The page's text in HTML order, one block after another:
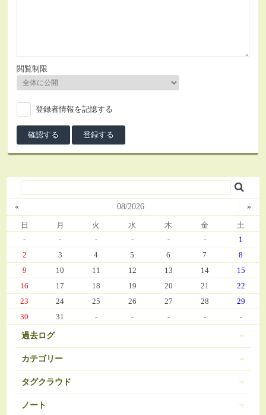
閲覧制限
登録者情報を記憶する
« 08/2026 »
日 月 火 水 木 金 土
- - - - - -
1
2
3 4 5 6 7
8
9
10 11 12 13 14
15
16
17 18 19 20 21
22
23
24 25 26 27 28
29
30
31 - - - - -
過去ログ
カテゴリー
伊豆 (303)
日常 (560)
タグクラウド
BRAVELY DEFAULT
ノート